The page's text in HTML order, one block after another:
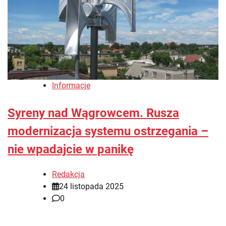
Informacje
Syreny nad Wągrowcem. Rusza
modernizacja systemu ostrzegania –
nie wpadajcie w panikę
Redakcja
24 listopada 2025
0